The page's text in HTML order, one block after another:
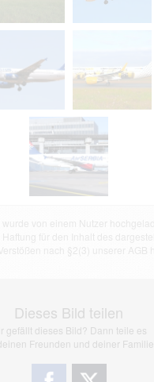
Dieses Bild teilen
gefällt dieses Bild? Dann teile es
Freunden und deiner Familie.